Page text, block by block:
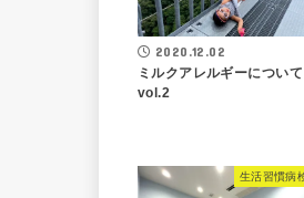
2020.12.02
ミルクアレルギーについ
vol.2
生活習慣病